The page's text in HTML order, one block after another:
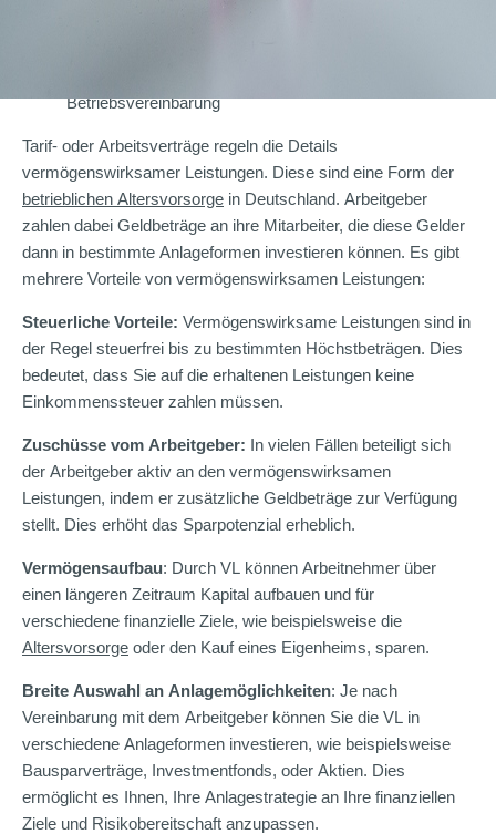
Betriebsvereinbarung
Tarif- oder Arbeitsverträge regeln die Details
vermögenswirksamer Leistungen. Diese sind eine Form der
betrieblichen Altersvorsorge in Deutschland. Arbeitgeber
zahlen dabei Geldbeträge an ihre Mitarbeiter, die diese Gelder
dann in bestimmte Anlageformen investieren können. Es gibt
mehrere Vorteile von vermögenswirksamen Leistungen:
Steuerliche Vorteile: Vermögenswirksame Leistungen sind in
der Regel steuerfrei bis zu bestimmten Höchstbeträgen. Dies
bedeutet, dass Sie auf die erhaltenen Leistungen keine
Einkommenssteuer zahlen müssen.
Zuschüsse vom Arbeitgeber: In vielen Fällen beteiligt sich
der Arbeitgeber aktiv an den vermögenswirksamen
Leistungen, indem er zusätzliche Geldbeträge zur Verfügung
stellt. Dies erhöht das Sparpotenzial erheblich.
Vermögensaufbau: Durch VL können Arbeitnehmer über
einen längeren Zeitraum Kapital aufbauen und für
verschiedene finanzielle Ziele, wie beispielsweise die
Altersvorsorge oder den Kauf eines Eigenheims, sparen.
Breite Auswahl an Anlagemöglichkeiten: Je nach
Vereinbarung mit dem Arbeitgeber können Sie die VL in
verschiedene Anlageformen investieren, wie beispielsweise
Bausparverträge, Investmentfonds, oder Aktien. Dies
ermöglicht es Ihnen, Ihre Anlagestrategie an Ihre finanziellen
Ziele und Risikobereitschaft anzupassen.